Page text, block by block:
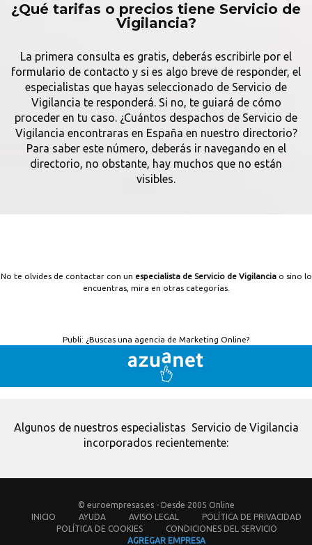
¿Qué tarifas o precios tiene Servicio de
Vigilancia?
La primera consulta es gratis, deberás escribirle por el
formulario de contacto y si es algo breve de responder, el
especialistas que hayas seleccionado de Servicio de
Vigilancia te responderá. Si no, te guiará de cómo
proceder en tu caso. ¿Cuántos despachos de Servicio de
Vigilancia encontraras en España en nuestro directorio?
Para saber este número, deberás ir navegando en el
directorio, no obstante, hay muchos que no están
visibles.
No te olvides de contactar con un especialista de Servicio de Vigilancia o sino lo
encuentras, mira en otras categorías.
Publi: ¿Buscas una agencia de Marketing Online?
Algunos de nuestros especialistas Servicio de Vigilancia
incorporados recientemente:
© euroempresas.es - Desde 2005 Online
INICIO
AYUDA AVISO LEGAL
POLÍTICA DE PRIVACIDAD
POLÍTICA DE COOKIES
CONDICIONES DEL SERVICIO
AGREGAR EMPRESA